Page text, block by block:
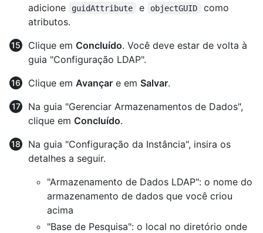
adicione
guidAttribute e objectGUID
como
atributos.
Clique em Concluído. Você deve estar de volta à
guia "Configuração LDAP".
Clique em Avançar e em Salvar.
Na guia "Gerenciar Armazenamentos de Dados",
clique em Concluído.
Na guia "Configuração da Instância", insira os
detalhes a seguir.
"Armazenamento de Dados LDAP": o nome do
armazenamento de dados que você criou
acima
"Base de Pesquisa": o local no diretório onde